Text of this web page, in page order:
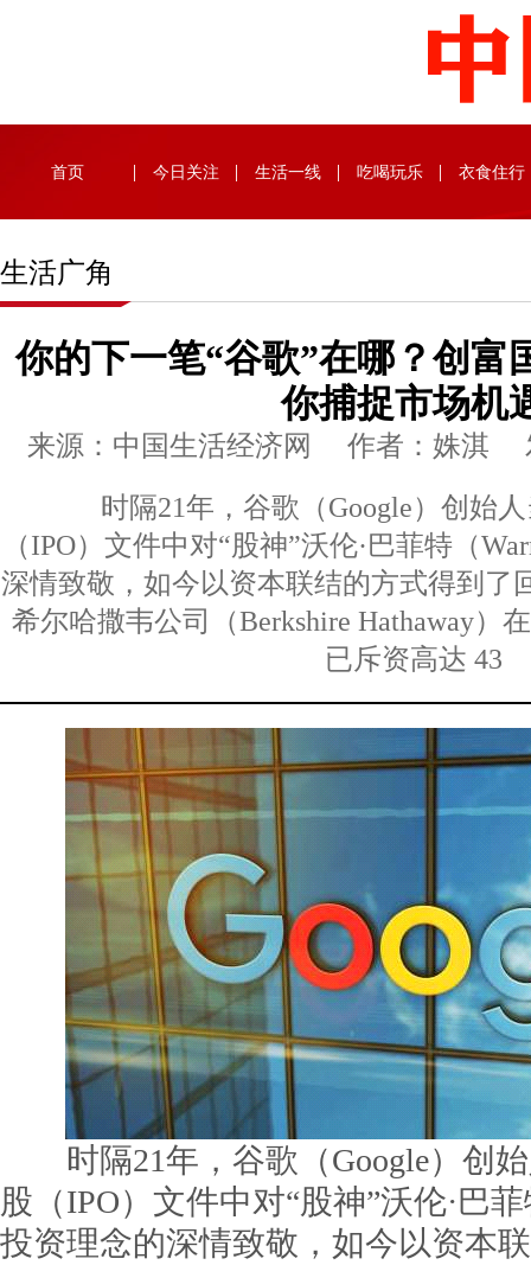
首页 今日关注 生活一线 吃喝玩乐 衣食住行
生活广角
你的下一笔“谷歌”在哪？创富
你捕捉市场机
来源：中国生活经济网 作者：姝淇
时隔21年，谷歌（Google）创始人
（IPO）文件中对“股神”沃伦·巴菲特（
深情致敬，如今以资本联结的方式得到了
希尔哈撒韦公司（Berkshire Hathaway）
已斥资高达 43
时隔21年，谷歌（Google）创始
股（IPO）文件中对“股神”沃伦·巴
投资理念的深情致敬，如今以资本